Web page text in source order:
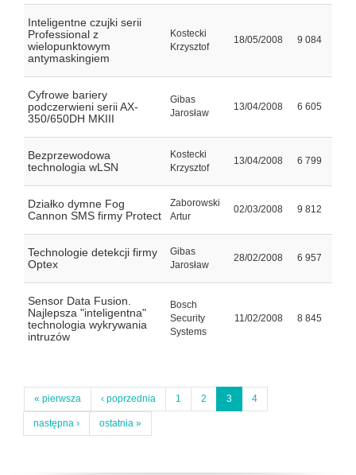
Inteligentne czujki serii
Professional z
wielopunktowym
antymaskingiem
Kostecki
Krzysztof
18/05/2008 9 084
Cyfrowe bariery
podczerwieni serii AX-
350/650DH MKIII
Gibas
Jarosław
13/04/2008 6 605
Bezprzewodowa
technologia wLSN
Kostecki
Krzysztof
13/04/2008 6 799
Działko dymne Fog
Cannon SMS firmy Protect
Zaborowski
Artur
02/03/2008 9 812
Technologie detekcji firmy
Optex
Gibas
Jarosław
28/02/2008 6 957
Sensor Data Fusion.
Najlepsza "inteligentna"
technologia wykrywania
intruzów
Bosch
Security
Systems
11/02/2008 8 845
« pierwsza ‹ poprzednia 1 2 3 4
następna › ostatnia »